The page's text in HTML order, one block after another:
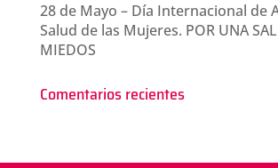
28 de Mayo – Día Internacional de
Salud de las Mujeres. POR UNA
MIEDOS
Comentarios recientes